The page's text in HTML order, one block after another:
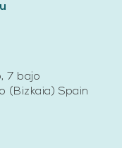
7 bajo
(Bizkaia) Spain